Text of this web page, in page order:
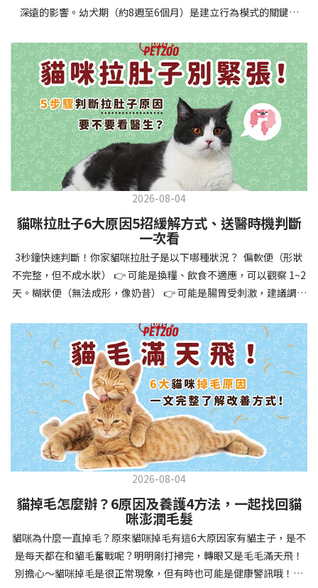
深遠的影響。幼犬期（約8週至6個月）是建立行為模式的關鍵時
的行為問題，並建立人犬間的健康關係。 建立安全健康的生活環境
透過基礎訓練，幼犬能學會家居規則，避免危險行為和破壞家具。
像是「不」和「放下」等指令可以阻止幼犬咬電線或誤食有害物
質，有效降低居家意外風險。規律的如廁訓練則能養成良好衛生習
慣，讓家中環境保持乾淨舒適。增強溝通與信任關係訓練過程就像
建立一種共同語言，幫助你和幼犬更好地理解彼此。當幼犬學會回
應你的指令，不只增加了互動機會，也建立了主人作為領導者的地
位。正向獎勵式訓練更能培養幼犬對你的信任感，強化情感連結，
創造更和諧的相處模式。培養社交技能與適應能力及早接觸各種環
境和刺激，能幫助幼犬成長為自信穩定的成犬。適當的社會化訓練
讓牠們學會如何與其他狗狗、動物和人類和平相處，減少恐懼或攻
擊行為。這種適應能力使幼犬未來能從容面對獸醫檢查、美容
salon、寄宿或旅行等各種情境，大大提升生活品質。 訓練幼犬不只
是教會指令，更是塑造性格和習慣的過程！ 透過耐心且一致的訓
練，你不僅能擁有一隻聽話的好狗狗，更能建立起相互尊重的終身
相處中獲得回報狗狗訓練指南，六步驟培養幼犬開始幼犬訓練時，
系統性的方法能帶來最佳效果。從信任建立到習慣養成，每個階段
都至關重要，缺一不可。良好的訓練應循序漸進，把握幼犬成長敏
感期，以積極正向的方式引導。遵循這六個步驟，即使是第一次養
狗的新手，也能輕鬆將調皮的小狗訓練成聽話的好夥伴！建立信任
基礎 幼犬訓練的第一步不是教指令，而是建立信任。剛到新家的幼
犬可能感到緊張不安，給予適當空間適應環境很重要。用溫柔的聲
音交談，提供安全舒適的窩，維持規律的餵食和如廁時間，讓幼犬
感到安心。輕輕撫摸、溫柔擁抱，每天安排固定玩耍時間，這些都
任你後，可開始教導基本指令。從簡單的「坐下」開始，再逐步學
習「趴下」、「等待」和「過來」。每次訓練保持在5-10分鐘內，
避免幼犬注意力分散。使用清晰一致的口令和手勢，成功時立即給
予獎勵和讚美。記住，重複是學習的關鍵，每天多次短時間練習效
果最佳。調整日常行為除了基本指令，幼犬還需學習生活禮儀。如
2026-08-04
貓咪拉肚子6大原因5招緩解方式、送醫時機判斷
一次看
3秒鐘快速判斷！你家貓咪拉肚子是以下哪種狀況？ 偏軟便（形狀
不完整，但不成水狀） 👉 可能是換糧、飲食不適應，可以觀察 1~2
天。糊狀便（無法成形，像奶昔） 👉 可能是腸胃受刺激，建議調整
若超過 24 小時沒改善，建議就醫。血便（帶血絲或黑色糞便） 👉
可能是嚴重腸胃問題，應立即帶去獸醫院！想知道貓咪拉肚子的真
正原因，只要透過 5 個簡單步驟，就能判斷問題嚴重性，決定是否
需要就醫！接下來我們一起來看看該怎麼做吧！🐾 貓咪拉肚子怎麼
辦？5步驟判斷貓咪拉肚子是否需要馬上看醫生貓咪拉肚子的因素與
許多原因有關，更換食物、誤食異物或不乾淨的東西、寄生蟲、其
他疾病。 5 步驟判斷貓咪拉肚子原因，要不要看醫生？當貓咪拉肚
子時，不用慌張！透過以下 5 個步驟，就能快速判斷原因，並決定
是否需要帶去獸醫院。📌 貓咪拉肚子判斷步驟1：觀察糞便的狀態：
糞便質地是關鍵！不同形態代表不同的腸胃狀況📌 貓咪拉肚子判斷
步驟2：回想最近的飲食變化：有沒有突然換飼料或罐頭？ 有沒有吃
到新零食或人類食物？ 是否誤食異物？📌 貓咪拉肚子判斷步驟3：
確認環境與生活作息：最近是否搬家、換貓砂、新成員加入？ 天氣
是否有變化？ 飼主是否長時間外出？📌 貓咪拉肚子判斷步驟4：觀
察貓咪的精神與食慾：貓咪精神好嗎？、食慾是否正常？，可先觀
2026-08-04
貓掉毛怎麼辦？6原因及養護4方法，一起找回貓
咪澎潤毛髮
貓咪為什麼一直掉毛？原來貓咪掉毛有這6大原因家有貓主子，是不
是每天都在和貓毛奮戰呢？明明剛打掃完，轉眼又是毛毛滿天飛！
別擔心～貓咪掉毛是很正常現象，但有時也可能是健康警訊哦！以